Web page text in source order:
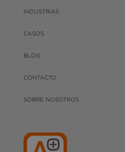
INDUSTRIAS
CASOS
BLOG
CONTACTO
SOBRE NOSOTROS